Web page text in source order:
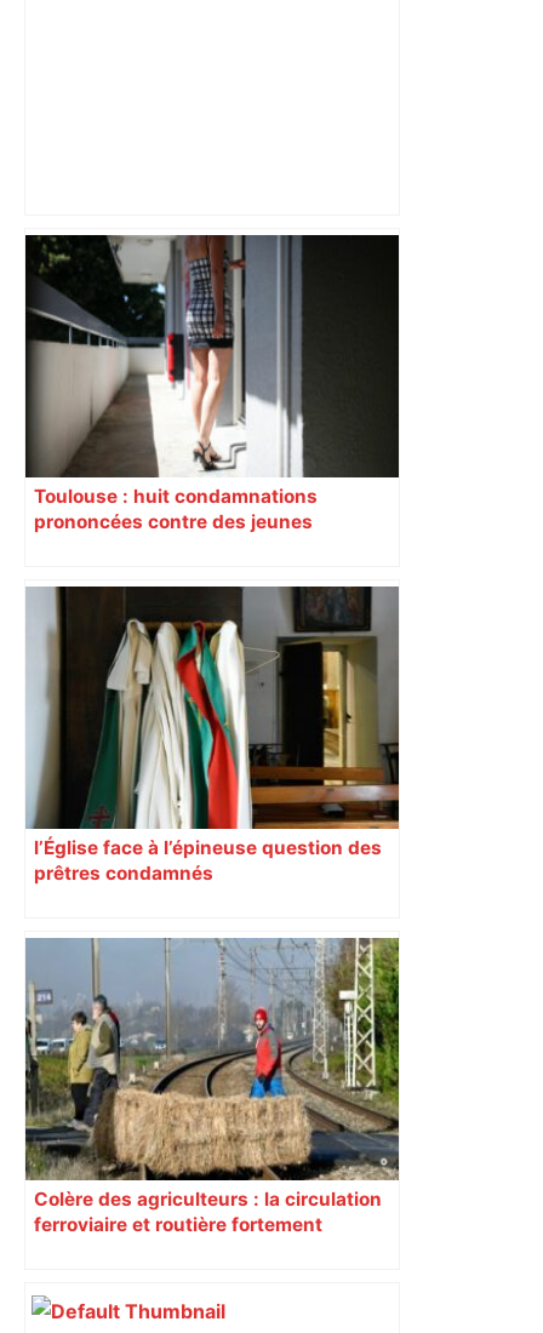
ENTRETIEN. Municipales 2026 à
Toulouse : sous le feu des critiques,
Briançon assume son alliance avec
Piquemal, "ce n’est pas un accord de
postes" – ladepeche.fr
Toulouse : huit condamnations
prononcées contre des jeunes
l’Église face à l’épineuse question des
prêtres condamnés
Colère des agriculteurs : la circulation
ferroviaire et routière fortement